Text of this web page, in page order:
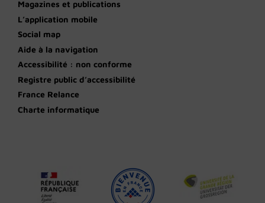
Magazines et publications
L’application mobile
Social map
Aide à la navigation
Accessibilité : non conforme
Registre public d’accessibilité
France Relance
Charte informatique